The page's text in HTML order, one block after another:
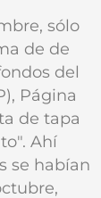
sólo
de de
del
Página
de tapa
Ahí
se habían